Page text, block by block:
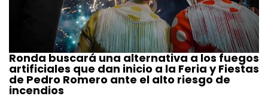
Ronda buscará una alternativa a los fuegos
artificiales que dan inicio a la Feria y Fiestas
de Pedro Romero ante el alto riesgo de
incendios